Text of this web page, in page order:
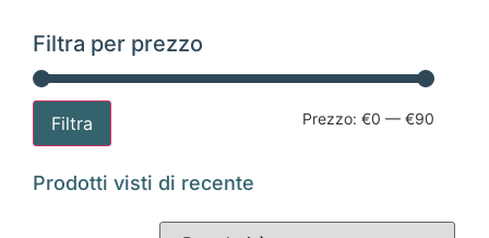
Filtra per prezzo
Filtra Prezzo: €0 — €90
Prodotti visti di recente